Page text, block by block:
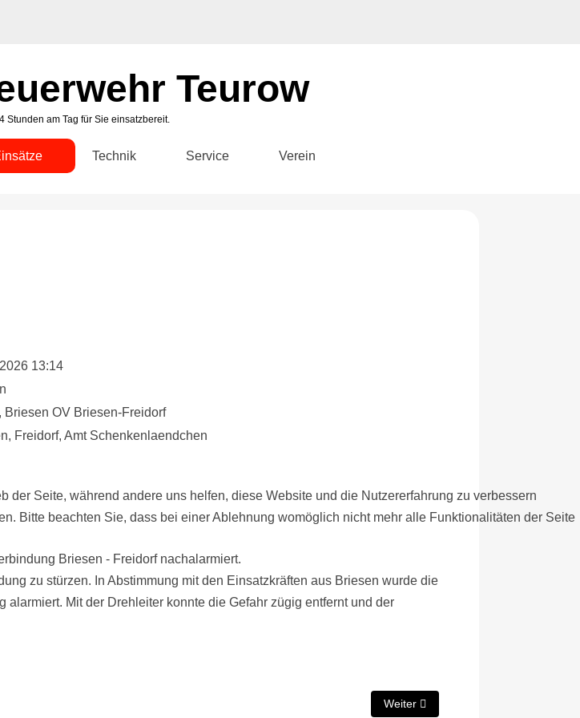
Teurow
Stunden am Tag für Sie einsatzbereit.
Technik Service Verein
13:14
Briesen OV Briesen-Freidorf
Freidorf, Amt Schenkenlaendchen
Briesen - Freidorf nachalarmiert.
zu stürzen. In Abstimmung mit den Einsatzkräften aus Briesen wurde die
Mit der Drehleiter konnte die Gefahr zügig entfernt und der
Nächster Beitrag: Einsatz 12-2026
Weiter
Seite, während andere uns helfen, diese Website und die Nutzererfahrung zu verbessern
Bitte beachten Sie, dass bei einer Ablehnung womöglich nicht mehr alle Funktionalitäten der Seite